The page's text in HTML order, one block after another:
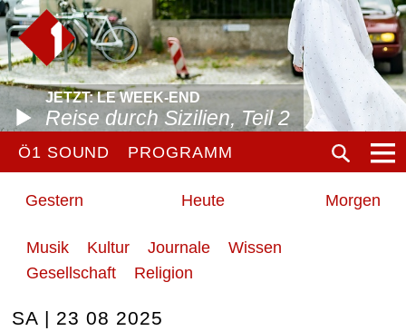
JETZT: LE WEEK-END
Reise durch Sizilien, Teil 2
Ö1 SOUND PROGRAMM
Gestern Heute Morgen
Musik Kultur Journale
Wissen
Gesellschaft
Religion
SA | 23 08 2025